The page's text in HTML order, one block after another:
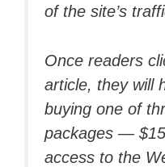
of the site’s
Once readers
article, they will
buying one of
packages —
access to the